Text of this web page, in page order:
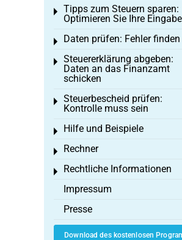
Tipps zum Steuern sparen:
Optimieren Sie Ihre
Toggle menu
Daten prüfen: Fehler finden
Toggle menu
Steuererklärung abgeben:
Daten an das Finanzamt
schicken
Toggle menu
Steuerbescheid prüfen:
Kontrolle muss sein
Toggle menu
Hilfe und Beispiele
Toggle menu
Rechner
Toggle menu
Rechtliche Informationen
Toggle menu
Impressum
Presse
Download des kostenlosen